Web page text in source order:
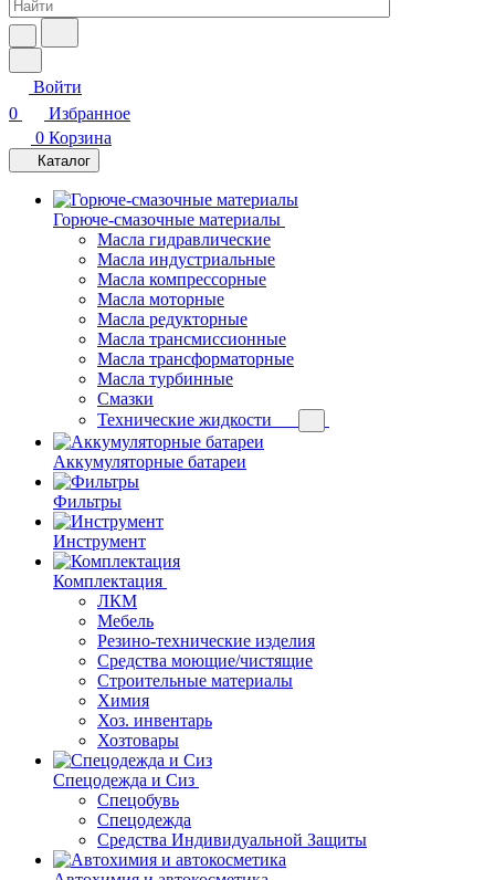
Войти
0
Избранное
0 Корзина
Каталог
Горюче-смазочные материалы
Масла гидравлические
Масла индустриальные
Масла компрессорные
Масла моторные
Масла редукторные
Масла трансмиссионные
Масла трансформаторные
Масла турбинные
Смазки
Технические жидкости
Аккумуляторные батареи
Фильтры
Инструмент
Комплектация
ЛКМ
Мебель
Резино-технические изделия
Средства моющие/чистящие
Строительные материалы
Химия
Хоз. инвентарь
Хозтовары
Спецодежда и Сиз
Спецобувь
Спецодежда
Средства Индивидуальной Защиты